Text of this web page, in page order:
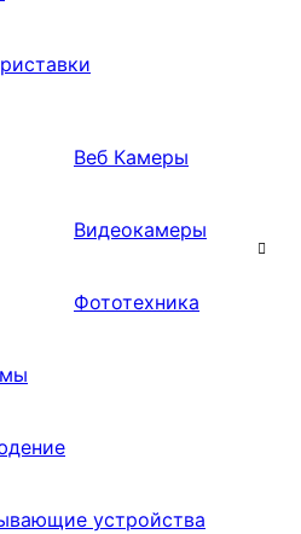
Веб Камеры
Видеокамеры
Фототехника
устройства